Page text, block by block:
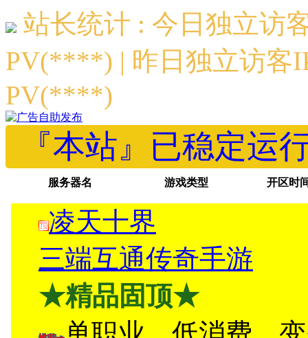
站长统计 : 今日独立访
PV(****) | 昨日独立访客
PV(****)
『本站』已稳定运